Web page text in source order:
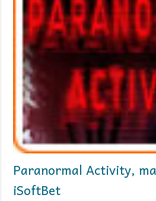
Paranormal Activity,
iSoftBet